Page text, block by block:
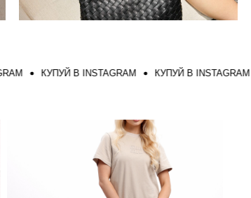
КУПУЙ В INSTAGRAM КУПУЙ В INSTAGRAM